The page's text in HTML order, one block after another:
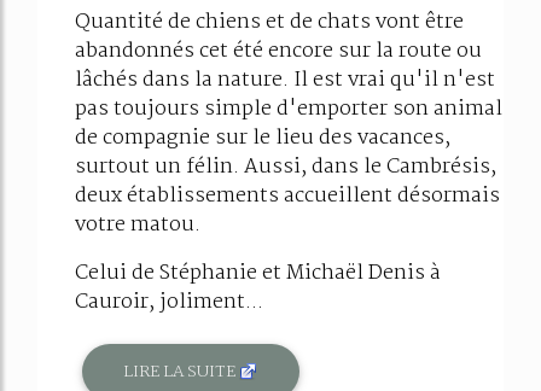
Quantité de chiens et de chats vont être
abandonnés cet été encore sur la route ou
lâchés dans la nature. Il est vrai qu'il n'est
pas toujours simple d'emporter son animal
de compagnie sur le lieu des vacances,
surtout un félin. Aussi, dans le Cambrésis,
deux établissements accueillent désormais
votre matou.
Celui de Stéphanie et Michaël Denis à
Cauroir, joliment...
LIRE LA SUITE